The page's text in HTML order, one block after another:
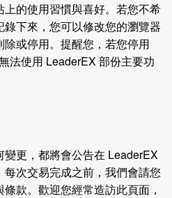
的使用習慣與喜好。若您不希
下來，您可以修改您的瀏覽器
或停用。提醒您，若您停用
法使用 LeaderEX 部份主要功
更，都將會公告在 LeaderEX
次交易完成之前，我們會請您
款。歡迎您經常造訪此頁面，